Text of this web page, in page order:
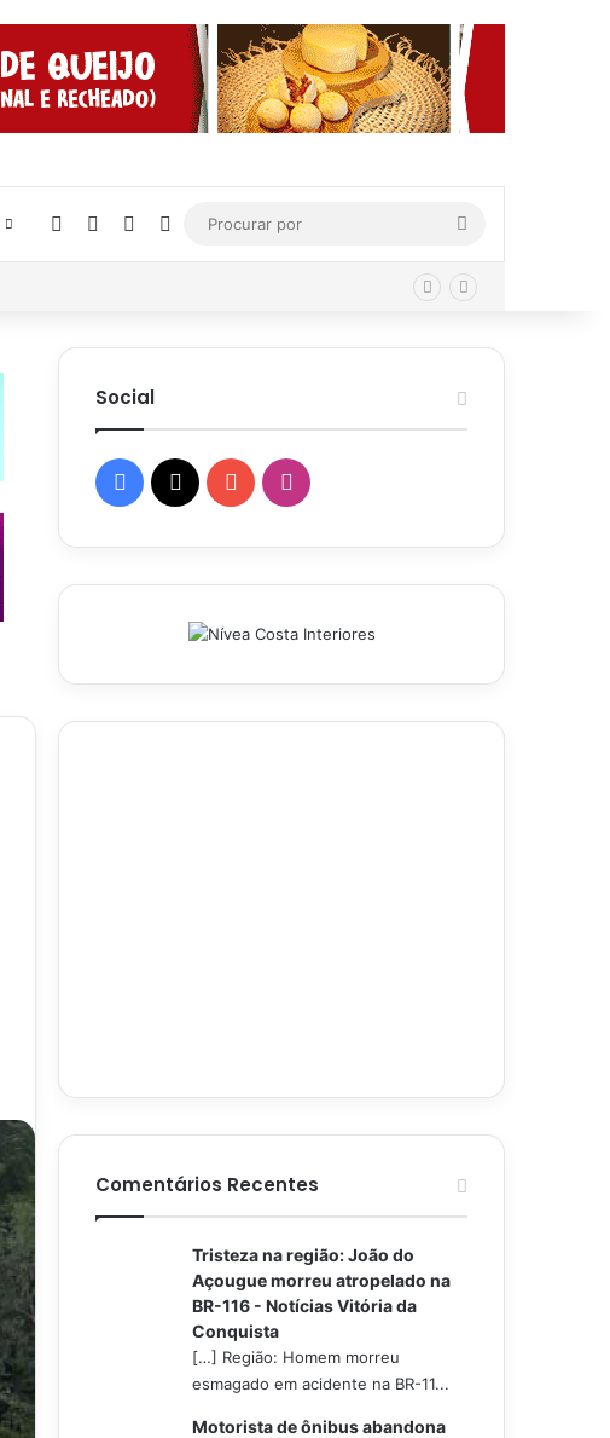
Facebook YouTubeInstagram
Procurar
por
Social
Facebook
X YouTubeInstagram
Comentários Recentes
Tristeza na região: João do
Açougue morreu atropelado na
BR-116 - Notícias Vitória da
Conquista
[…] Região: Homem morreu
esmagado em acidente na BR-11...
Motorista de ônibus abandona